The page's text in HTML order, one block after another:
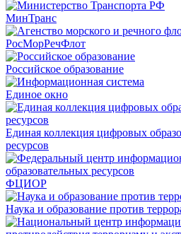
МинТранс
РосМорРечФлот
Российское образование
Единое окно
Единая коллекция цифровых
ресурсов
ФЦИОР
Наука и образование против